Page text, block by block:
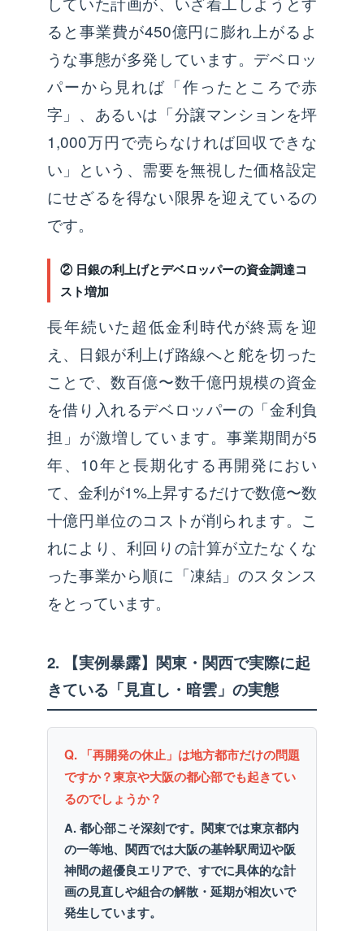
ると事業費が450億円に膨れ上がるよ
うな事態が多発しています。デベロッ
パーから見れば「作ったところで赤
字」、あるいは「分譲マンションを坪
1,000万円で売らなければ回収できな
い」という、需要を無視した価格設定
にせざるを得ない限界を迎えているの
です。
② 日銀の利上げとデベロッパーの資金調達コ
スト増加
長年続いた超低金利時代が終焉を迎
え、日銀が利上げ路線へと舵を切った
ことで、数百億〜数千億円規模の資金
を借り入れるデベロッパーの「金利負
担」が激増しています。事業期間が5
年、10年と長期化する再開発におい
て、金利が1%上昇するだけで数億〜数
十億円単位のコストが削られます。こ
れにより、利回りの計算が立たなくな
った事業から順に「凍結」のスタンス
をとっています。
2. 【実例暴露】関東・関西で実際に起
きている「見直し・暗雲」の実態
Q. 「再開発の休止」は地方都市だけの問題
ですか？東京や大阪の都心部でも起きてい
るのでしょうか？
A. 都心部こそ深刻です。関東では東京都内
の一等地、関西では大阪の基幹駅周辺や阪
神間の超優良エリアで、すでに具体的な計
画の見直しや組合の解散・延期が相次いで
発生しています。